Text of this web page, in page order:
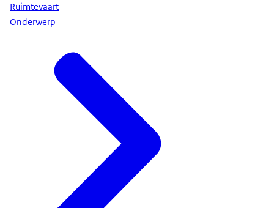
Ruimtevaart
Onderwerp